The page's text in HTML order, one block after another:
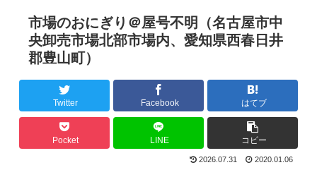
市場のおにぎり＠屋号不明（名古屋市中
央卸売市場北部市場内、愛知県西春日井
郡豊山町）
Twitter Facebook はてブ
Pocket LINE コピー
2026.07.31 2020.01.06